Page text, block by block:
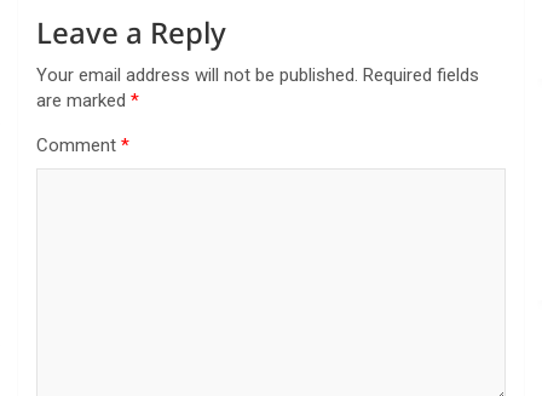
Leave a Reply
Your email address will not be published. Required fields
are marked *
Comment *